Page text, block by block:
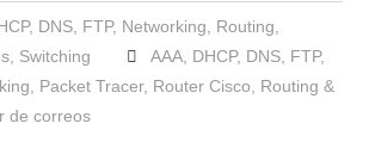
, DNS, FTP, Networking Routing
Switching AAA, DHCP, DNS, FTP,
Packet Tracer, Router Cisco
Routing &
de correos